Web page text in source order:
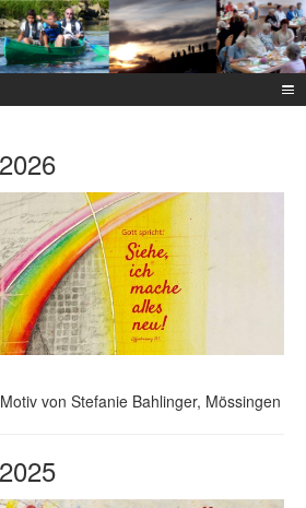
von Stefanie Bahlinger, Mössingen